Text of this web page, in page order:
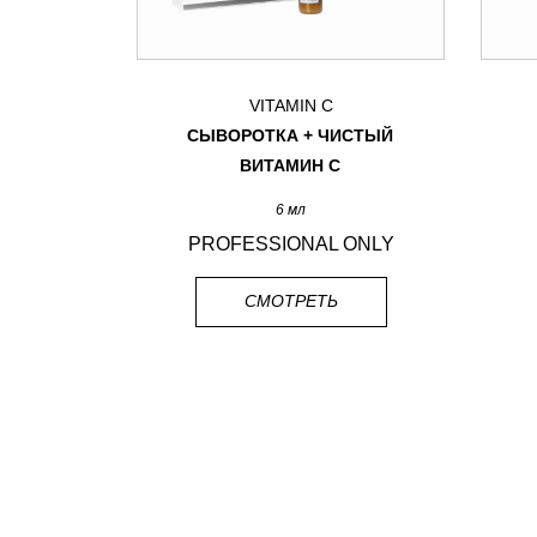
VITAMIN C
СЫВОРОТКА + ЧИСТЫЙ
ВИТАМИН С
6 мл
PROFESSIONAL ONLY
СМОТРЕТЬ